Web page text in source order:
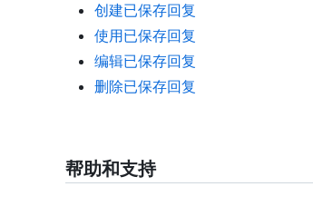
创建已保存回复
使用已保存回复
编辑已保存回复
删除已保存回复
帮助和支持